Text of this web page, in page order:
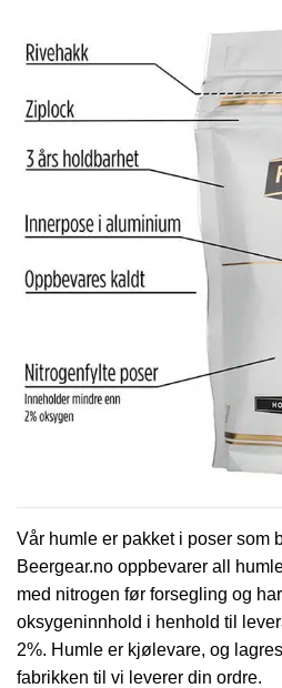
Vår humle er pakket i poser som
Beergear.no oppbevarer all
med nitrogen før forsegling og
oksygeninnhold i henhold til
2%. Humle er kjølevare, og
fabrikken til vi leverer din ordre.